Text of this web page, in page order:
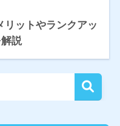
リットやランクアッ
説